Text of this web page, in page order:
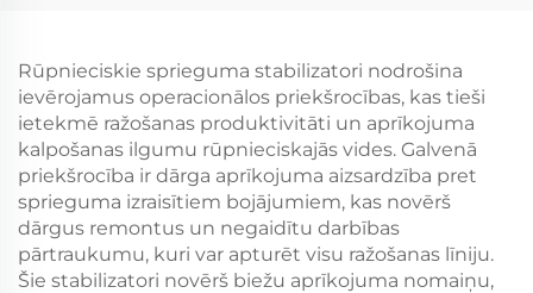
dzesēšana, 50/60 Hz
Rūpnieciskie sprieguma stabilizatori nodrošina
ievērojamus operacionālos priekšrocības, kas tieši
ietekmē ražošanas produktivitāti un aprīkojuma
kalpošanas ilgumu rūpnieciskajās vides. Galvenā
priekšrocība ir dārga aprīkojuma aizsardzība pret
sprieguma izraisītiem bojājumiem, kas novērš
dārgus remontus un negaidītu darbības
pārtraukumu, kuri var apturēt visu ražošanas līniju.
Šie stabilizatori novērš biežu aprīkojuma nomaiņu,